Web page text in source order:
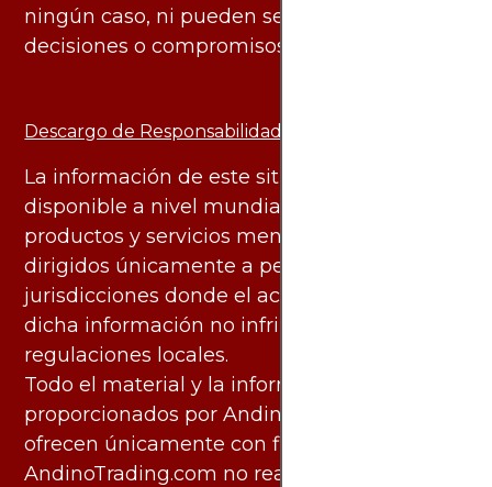
ningún caso, ni pueden servir de base para
decisiones o compromisos de ningún tipo.
Descargo de Responsabilidad:
La información de este sitio web está
disponible a nivel mundial. Sin embargo, los
productos y servicios mencionados están
dirigidos únicamente a personas en
jurisdicciones donde el acceso y uso de
dicha información no infringe leyes o
regulaciones locales.
Todo el material y la información
proporcionados por AndinoTrading.com se
ofrecen únicamente con fines informativos.
AndinoTrading.com no realiza